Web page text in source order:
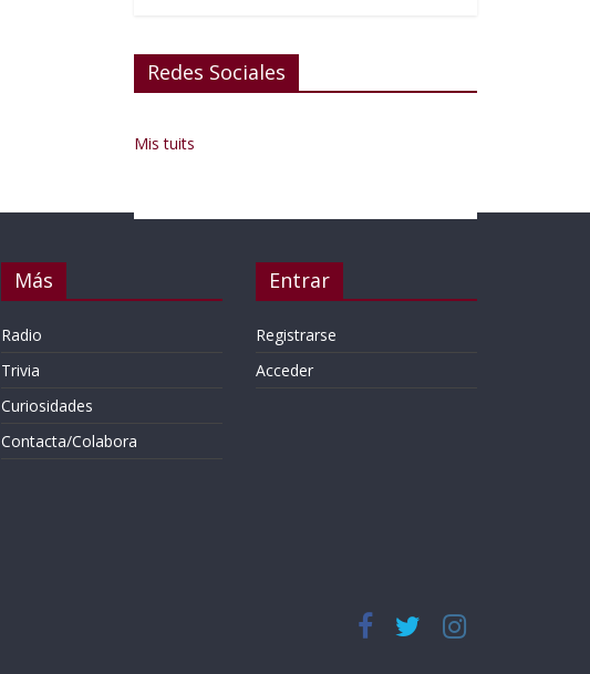
Redes Sociales
Mis tuits
Más
Radio
Trivia
Curiosidades
Contacta/Colabora
Entrar
Registrarse
Acceder